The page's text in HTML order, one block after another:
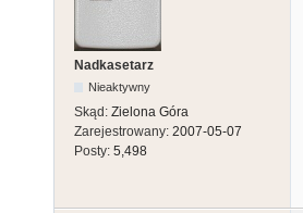
Nadkasetarz
Nieaktywny
Skąd: Zielona Góra
Zarejestrowany: 2007-05-07
Posty: 5,498